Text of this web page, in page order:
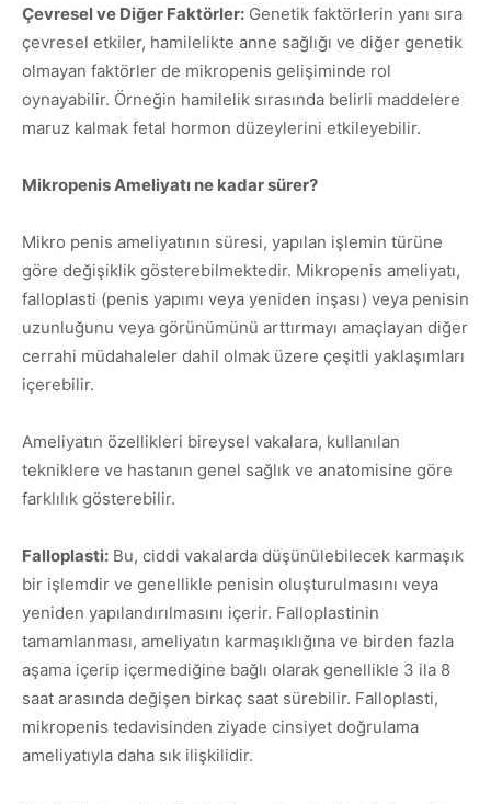
Çevresel ve Diğer Faktörler: Genetik faktörlerin yanı sıra
çevresel etkiler, hamilelikte anne sağlığı ve diğer genetik
olmayan faktörler de mikropenis gelişiminde rol
oynayabilir. Örneğin hamilelik sırasında belirli maddelere
maruz kalmak fetal hormon düzeylerini etkileyebilir.
Mikropenis Ameliyatı ne kadar sürer?
Mikro penis ameliyatının süresi, yapılan işlemin türüne
göre değişiklik gösterebilmektedir. Mikropenis ameliyatı,
falloplasti (penis yapımı veya yeniden inşası) veya penisin
uzunluğunu veya görünümünü arttırmayı amaçlayan diğer
cerrahi müdahaleler dahil olmak üzere çeşitli yaklaşımları
içerebilir.
Ameliyatın özellikleri bireysel vakalara, kullanılan
tekniklere ve hastanın genel sağlık ve anatomisine göre
farklılık gösterebilir.
Falloplasti: Bu, ciddi vakalarda düşünülebilecek karmaşık
bir işlemdir ve genellikle penisin oluşturulmasını veya
yeniden yapılandırılmasını içerir. Falloplastinin
tamamlanması, ameliyatın karmaşıklığına ve birden fazla
aşama içerip içermediğine bağlı olarak genellikle 3 ila 8
saat arasında değişen birkaç saat sürebilir. Falloplasti,
mikropenis tedavisinden ziyade cinsiyet doğrulama
ameliyatıyla daha sık ilişkilidir.